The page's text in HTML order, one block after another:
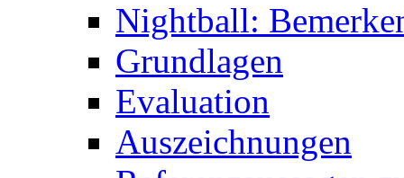
Nightball:
Grundlagen
Evaluation
Auszeichnungen